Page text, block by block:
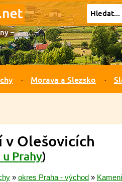
–
Morava a Slezsko
v Olešovicích
Prahy)
» okres Praha - východ »